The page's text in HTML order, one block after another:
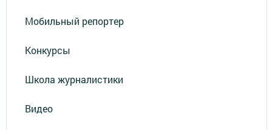
Мобильный репортер
Конкурсы
Школа журналистики
Видео